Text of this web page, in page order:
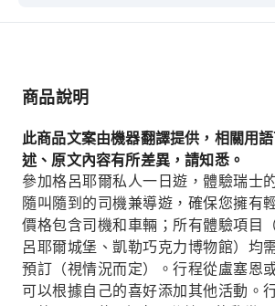
在 Maison Cailler 博物館探索瑞
商品說明
此商品文案由機器翻譯提供，相關用
述、原文內容有所差異，請知悉。
參加格呂耶爾私人一日遊，體驗瑞士
隨叫隨到的司機兼導遊，確保您擁有
價格包含司機和車輛；所有體驗項目
呂耶爾城堡、凱勒巧克力博物館）均
預訂（視情況而定）。行程從盧塞恩
可以根據自己的喜好添加其他活動。